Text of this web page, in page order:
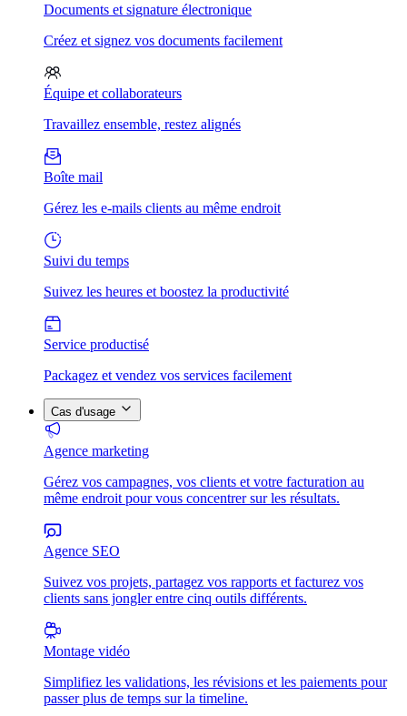
Documents et signature électronique
Créez et signez vos documents facilement
Équipe et collaborateurs
Travaillez ensemble, restez alignés
Boîte mail
Gérez les e-mails clients au même endroit
Suivi du temps
Suivez les heures et boostez la productivité
Service productisé
Packagez et vendez vos services facilement
Cas d'usage
Agence marketing
Gérez vos campagnes, vos clients et votre facturation au
même endroit pour vous concentrer sur les résultats.
Agence SEO
Suivez vos projets, partagez vos rapports et facturez vos
clients sans jongler entre cinq outils différents.
Montage vidéo
Simplifiez les validations, les révisions et les paiements pour
passer plus de temps sur la timeline.